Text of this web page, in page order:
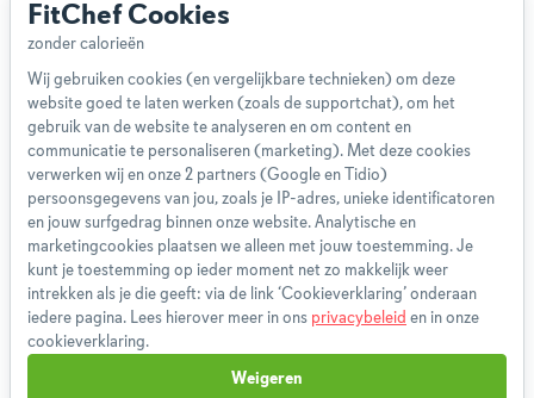
Over ons
Team
App
Blog
Disclaimer
Gebruikersvoorwaarden
Methodologie
Privacybeleid
Cookieverklaring
Betaalmethoden
FitChef Cookies
Wij gebruiken cookies (en vergelijkbare technieken) om deze
website goed te laten werken (zoals de supportchat), om het
gebruik van de website te analyseren en om content en
communicatie te personaliseren (marketing). Met deze cookies
verwerken wij en onze 2 partners (Google en Tidio)
persoonsgegevens van jou, zoals je IP-adres, unieke identificatoren
en jouw surfgedrag binnen onze website. Analytische en
marketingcookies plaatsen we alleen met jouw toestemming. Je
kunt je toestemming op ieder moment net zo makkelijk weer
intrekken als je die geeft: via de link ‘Cookieverklaring’ onderaan
iedere pagina. Lees hierover meer in ons privacybeleid en in onze
cookieverklaring.
Weigeren